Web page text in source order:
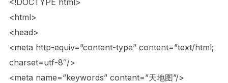
<!DOCTYPE html>
<html>
<head>
<meta http-equiv=”content-type” content=”text/html;
charset=utf-8″/>
<meta name=”keywords” content=”天地图”/>